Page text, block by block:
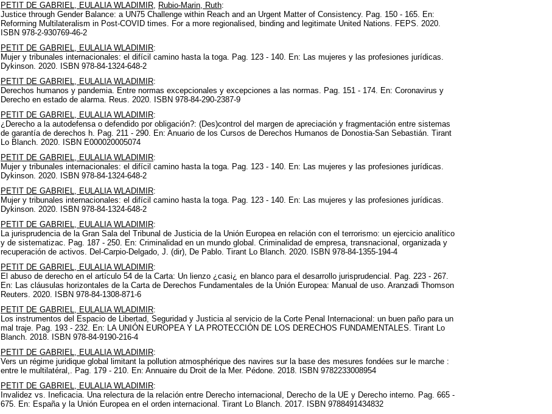
PETIT DE GABRIEL, EULALIA WLADIMIR, Rubio-Marin, Ruth:
Justice through Gender Balance: a UN75 Challenge within Reach and an Urgent Matter of Consistency. Pag. 150 - 165. En:
Reforming Multilateralism in Post-COVID times. For a more regionalised, binding and legitimate United Nations. FEPS. 2020.
ISBN 978-2-930769-46-2
PETIT DE GABRIEL, EULALIA WLADIMIR:
Mujer y tribunales internacionales: el difícil camino hasta la toga. Pag. 123 - 140. En: Las mujeres y las profesiones jurídicas.
Dykinson. 2020. ISBN 978-84-1324-648-2
PETIT DE GABRIEL, EULALIA WLADIMIR:
Derechos humanos y pandemia. Entre normas excepcionales y excepciones a las normas. Pag. 151 - 174. En: Coronavirus y
Derecho en estado de alarma. Reus. 2020. ISBN 978-84-290-2387-9
PETIT DE GABRIEL, EULALIA WLADIMIR:
¿Derecho a la autodefensa o defendido por obligación?: (Des)control del margen de apreciación y fragmentación entre sistemas
de garantía de derechos h. Pag. 211 - 290. En: Anuario de los Cursos de Derechos Humanos de Donostia-San Sebastián. Tirant
Lo Blanch. 2020. ISBN E000020005074
PETIT DE GABRIEL, EULALIA WLADIMIR:
Mujer y tribunales internacionales: el difícil camino hasta la toga. Pag. 123 - 140. En: Las mujeres y las profesiones jurídicas.
Dykinson. 2020. ISBN 978-84-1324-648-2
PETIT DE GABRIEL, EULALIA WLADIMIR:
Mujer y tribunales internacionales: el difícil camino hasta la toga. Pag. 123 - 140. En: Las mujeres y las profesiones jurídicas.
Dykinson. 2020. ISBN 978-84-1324-648-2
PETIT DE GABRIEL, EULALIA WLADIMIR:
La jurisprudencia de la Gran Sala del Tribunal de Justicia de la Unión Europea en relación con el terrorismo: un ejercicio analítico
y de sistematizac. Pag. 187 - 250. En: Criminalidad en un mundo global. Criminalidad de empresa, transnacional, organizada y
recuperación de activos. Del-Carpio-Delgado, J. (dir), De Pablo. Tirant Lo Blanch. 2020. ISBN 978-84-1355-194-4
PETIT DE GABRIEL, EULALIA WLADIMIR:
El abuso de derecho en el artículo 54 de la Carta: Un lienzo ¿casi¿ en blanco para el desarrollo jurisprudencial. Pag. 223 - 267.
En: Las cláusulas horizontales de la Carta de Derechos Fundamentales de la Unión Europea: Manual de uso. Aranzadi Thomson
Reuters. 2020. ISBN 978-84-1308-871-6
PETIT DE GABRIEL, EULALIA WLADIMIR:
Los instrumentos del Espacio de Libertad, Seguridad y Justicia al servicio de la Corte Penal Internacional: un buen paño para un
mal traje. Pag. 193 - 232. En: LA UNIÓN EUROPEA Y LA PROTECCIÓN DE LOS DERECHOS FUNDAMENTALES. Tirant Lo
Blanch. 2018. ISBN 978-84-9190-216-4
PETIT DE GABRIEL, EULALIA WLADIMIR:
Vers un régime juridique global limitant la pollution atmosphérique des navires sur la base des mesures fondées sur le marche :
entre le multilatéral,. Pag. 179 - 210. En: Annuaire du Droit de la Mer. Pédone. 2018. ISBN 9782233008954
PETIT DE GABRIEL, EULALIA WLADIMIR:
Invalidez vs. Ineficacia. Una relectura de la relación entre Derecho internacional, Derecho de la UE y Derecho interno. Pag. 665 -
675. En: España y la Unión Europea en el orden internacional. Tirant Lo Blanch. 2017. ISBN 9788491434832